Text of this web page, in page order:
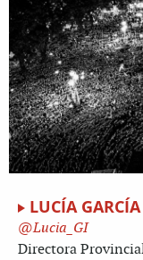
LUCÍA
Lucia_GI
Directora